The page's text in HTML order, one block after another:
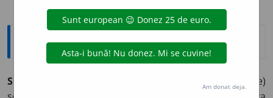
Enciclopedice
SCHIMBÁRE
Acțiunea de a (se)
Am donat deja.